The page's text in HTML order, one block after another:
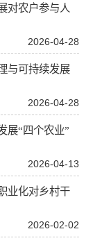
对农户参与人
2026-04-28
与可持续发展
2026-04-28
展“四个农业”
2026-04-13
业化对乡村干
2026-02-02